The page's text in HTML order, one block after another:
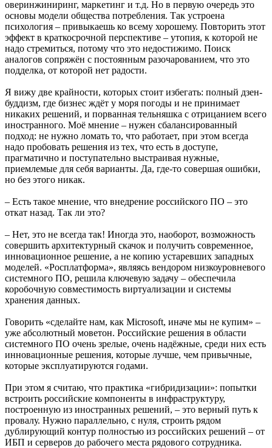
оверинжиниринг, маркетинг и т.д. Но в первую очередь это
основы модели общества потребления. Так устроена
психология – привыкаешь ко всему хорошему. Повторить этот
эффект в краткосрочной перспективе – утопия, к которой не
надо стремиться, потому что это недостижимо. Поиск
аналогов сопряжён с постоянным разочарованием, что это
подделка, от которой нет радости.
Я вижу две крайности, которых стоит избегать: полный дзен-
буддизм, где бизнес ждёт у моря погоды и не принимает
никаких решений, и порванная тельняшка с отрицанием всего
иностранного. Моё мнение – нужен сбалансированный
подход: не нужно ломать то, что работает, при этом всегда
надо пробовать решения из тех, что есть в доступе,
прагматично и поступательно выстраивая нужные,
приемлемые для себя варианты. Да, где-то совершая ошибки,
но без этого никак.
– Есть такое мнение, что внедрение российского ПО – это
откат назад. Так ли это?
– Нет, это не всегда так! Иногда это, наоборот, возможность
совершить архитектурный скачок и получить современное,
инновационное решение, а не копию устаревших западных
моделей. «Росплатформа», являясь вендором низкоуровневого
системного ПО, решила ключевую задачу – обеспечила
коробочную совместимость виртуализации и системы
хранения данных.
Говорить «сделайте нам, как Microsoft, иначе мы не купим» –
уже абсолютный моветон. Российские решения в области
системного ПО очень зрелые, очень надёжные, среди них есть
инновационные решения, которые лучше, чем привычные,
которые эксплуатируются годами.
При этом я считаю, что практика «гибридизации»: попытки
встроить российские компоненты в инфраструктуру,
построенную из иностранных решений, – это верный путь к
провалу. Нужно параллельно, с нуля, строить рядом
дублирующий контур полностью из российских решений – от
ИБП и серверов до рабочего места рядового сотрудника.